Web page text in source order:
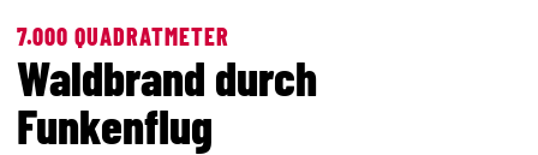
7.000 QUADRATMETER
Waldbrand durch
Funkenflug